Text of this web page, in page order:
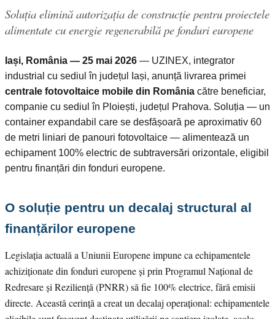
Soluția elimină autorizația de construcție pentru proiectele
alimentate cu energie regenerabilă pe fonduri europene
Iași, România — 25 mai 2026 — UZINEX, integrator
industrial cu sediul în județul Iași, anunță livrarea primei
centrale fotovoltaice mobile din România către beneficiar,
companie cu sediul în Ploiești, județul Prahova. Soluția — un
container expandabil care se desfășoară pe aproximativ 60
de metri liniari de panouri fotovoltaice — alimentează un
echipament 100% electric de subtraversări orizontale, eligibil
pentru finanțări din fonduri europene.
O soluție pentru un decalaj structural al
finanțărilor europene
Legislația actuală a Uniunii Europene impune ca echipamentele
achiziționate din fonduri europene și prin Programul Național de
Redresare și Reziliență (PNRR) să fie 100% electrice, fără emisii
directe. Această cerință a creat un decalaj operațional: echipamentele